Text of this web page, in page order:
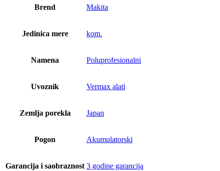
Brend Makita
Jedinica mere kom.
Namena Poluprofesionalni
Uvoznik Vermax alati
Zemlja porekla Japan
Pogon Akumulatorski
Garancija i saobraznost 3 godine garancija